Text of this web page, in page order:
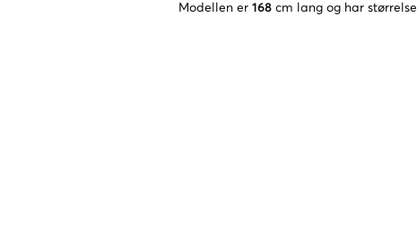
Modellen er 168 cm lang og har størrelse